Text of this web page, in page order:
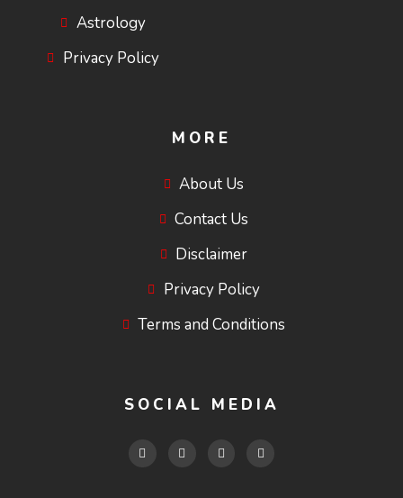
Astrology
Privacy Policy
MORE
About Us
Contact Us
Disclaimer
Privacy Policy
Terms and Conditions
SOCIAL MEDIA